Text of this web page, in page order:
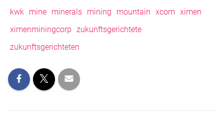
kwk mine minerals mining mountain xcom ximen
ximenminingcorp zukunftsgerichtete
zukunftsgerichteten